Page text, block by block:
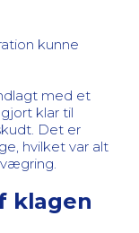
kunne
med et
klar til
Det er
hvilket var alt
klagen